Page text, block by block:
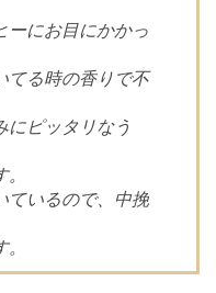
ーにお目にかかっ
てる時の香りで不
にピッタリなう
ているので、中挽